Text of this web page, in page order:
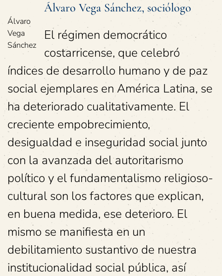
Álvaro
Vega
Sánchez
Álvaro Vega Sánchez, sociólogo
El régimen democrático
costarricense, que celebró
índices de desarrollo humano y de paz
social ejemplares en América Latina, se
ha deteriorado cualitativamente. El
creciente empobrecimiento,
desigualdad e inseguridad social junto
con la avanzada del autoritarismo
político y el fundamentalismo religioso-
cultural son los factores que explican,
en buena medida, ese deterioro. El
mismo se manifiesta en un
debilitamiento sustantivo de nuestra
institucionalidad social pública, así